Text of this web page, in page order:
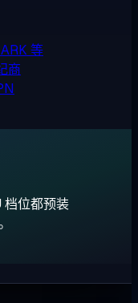
等
商
档位都预装